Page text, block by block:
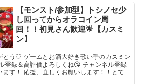
【モンスト/参加型】トシノセ少
し回ってからオラコイン周
回！！初見さん歓迎🌟【カスミ
ン】
とう♡ ゲームとお酒大好き歌い手のカスミン
登録＆高評価よろしくね😘 チャンネル登録
ます！ 応援、宜しくお願いします！！とて